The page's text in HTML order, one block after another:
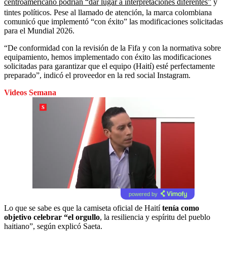
centroamericano podrían “dar lugar a interpretaciones diferentes” y
tintes políticos. Pese al llamado de atención, la marca colombiana
comunicó que implementó “con éxito” las modificaciones solicitadas
para el Mundial 2026.
“De conformidad con la revisión de la Fifa y con la normativa sobre
equipamiento, hemos implementado con éxito las modificaciones
solicitadas para garantizar que el equipo (Haití) esté perfectamente
preparado”, indicó el proveedor en la red social Instagram.
Videos Semana
powered by
Lo que se sabe es que la camiseta oficial de Haitítenía como
objetivo celebrar “el orgullo, la resiliencia y espíritu del pueblo
haitiano”, según explicó Saeta.